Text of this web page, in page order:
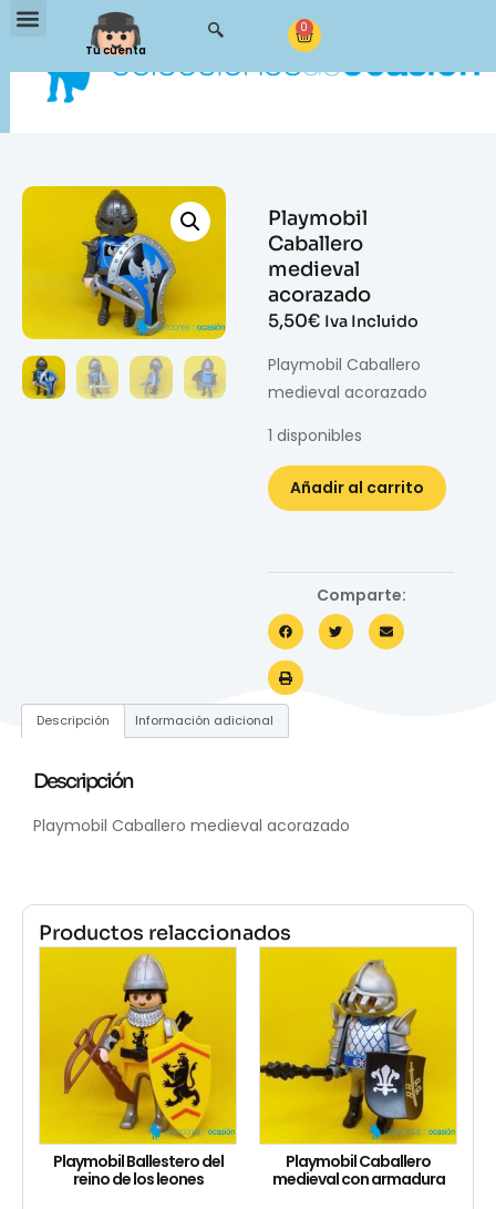
Tu cuenta
0
Playmobil
Caballero
medieval
acorazado
5,50€ Iva Incluido
Playmobil Caballero
medieval acorazado
1 disponibles
Añadir al carrito
Comparte:
Descripción Información adicional
Descripción
Playmobil Caballero medieval acorazado
Productos relaccionados
Playmobil Ballestero del
reino de los leones
Playmobil Caballero
medieval con armadura